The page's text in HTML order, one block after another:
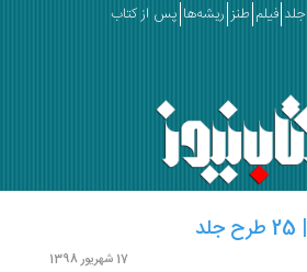
فیلم طنز ریشه‌ها پس از کتاب
17 شهریور 1398